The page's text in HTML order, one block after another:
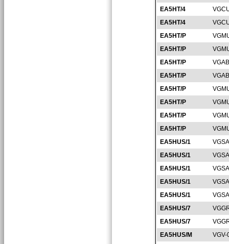
EA5HT/4
EA5HT/4
EA5HT/P
EA5HT/P
EA5HT/P
EA5HT/P
EA5HT/P
EA5HT/P
EA5HT/P
EA5HT/P
EA5HUS/1
EA5HUS/1
EA5HUS/1
EA5HUS/1
EA5HUS/1
EA5HUS/7
EA5HUS/7
EA5HUS/M
VGV-